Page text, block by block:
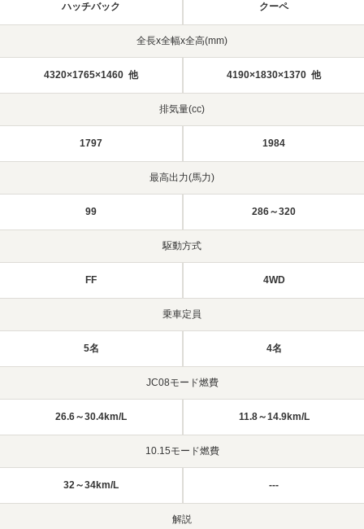
ハッチバック クーペ
全長x全幅x全高(mm)
4320×1765×1460 他 4190×1830×1370 他
排気量(cc)
1797 1984
最高出力(馬力)
99 286～320
駆動方式
FF 4WD
乗車定員
5名 4名
JC08モード燃費
26.6～30.4km/L 11.8～14.9km/L
10.15モード燃費
32～34km/L ---
解説